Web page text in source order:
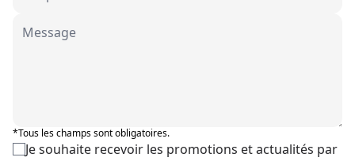
*Tous les champs sont obligatoires.
Je souhaite recevoir les promotions et actualités par